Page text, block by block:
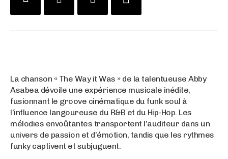
La chanson « The Way it Was » de la talentueuse Abby
Asabea dévoile une expérience musicale inédite,
fusionnant le groove cinématique du funk soul à
l’influence langoureuse du R&B et du Hip-Hop. Les
mélodies envoûtantes transportent l’auditeur dans un
univers de passion et d’émotion, tandis que les rythmes
funky captivent et subjuguent.